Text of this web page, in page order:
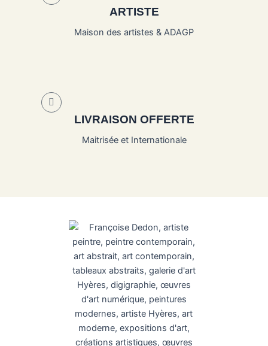
ARTISTE
Maison des artistes & ADAGP
LIVRAISON OFFERTE
Maitrisée et Internationale